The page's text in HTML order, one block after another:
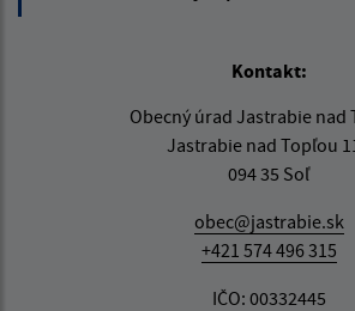
Kontakt:
Obecný úrad Jastrabie nad
Jastrabie nad Topľou
094 35 Soľ
obec@jastrabie.sk
+421 574 496 315
IČO: 00332445